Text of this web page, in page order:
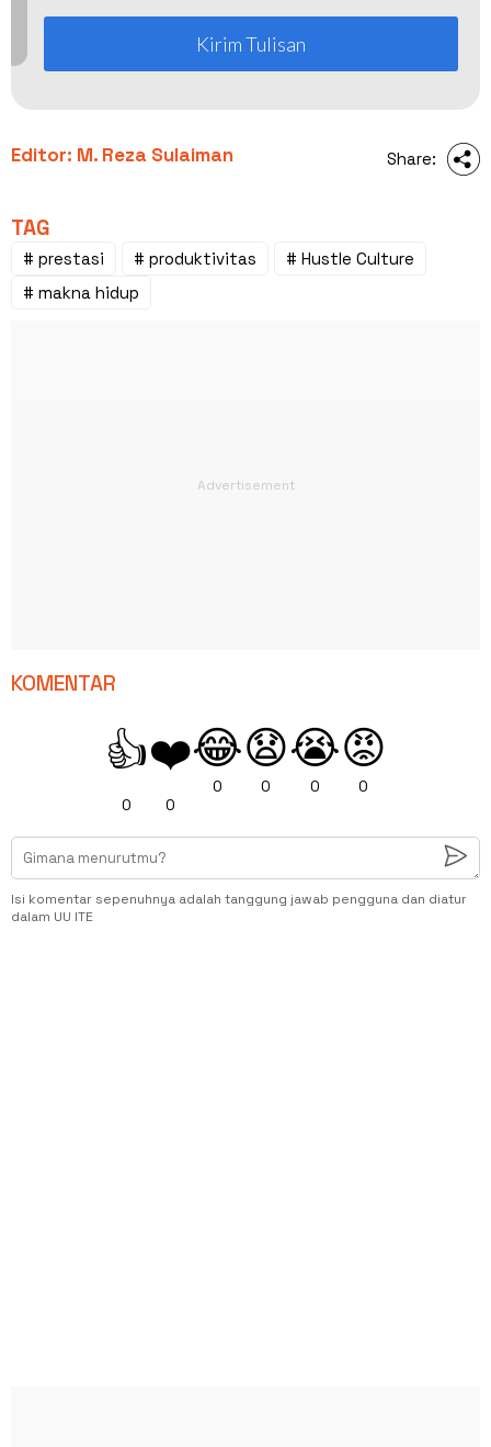
Kirim Tulisan
Editor: M. Reza Sulaiman Share:
TAG
# prestasi # produktivitas
# Hustle Culture
# makna hidup
KOMENTAR
👍
0
❤️
0
😂
0
😧
0
😭
0
😡
0
Isi komentar sepenuhnya adalah tanggung jawab pengguna dan diatur
dalam UU ITE